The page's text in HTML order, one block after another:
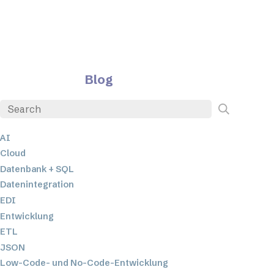
Blog
AI
Cloud
Datenbank + SQL
Datenintegration
EDI
Entwicklung
ETL
JSON
Low-Code- und No-Code-Entwicklung